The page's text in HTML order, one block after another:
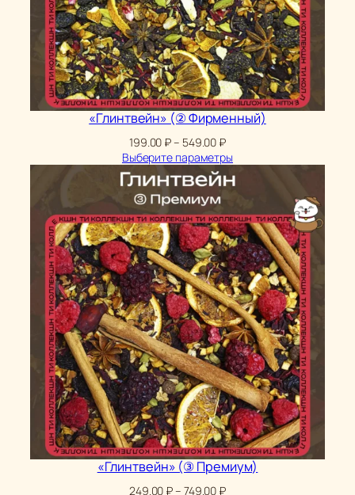
«Глинтвейн» (② Фирменный)
199.00 ₽– 549.00 ₽Диапазон
цен:
199.00 ₽
–
Выберите параметры
«Глинтвейн» (③ Премиум)
249.00 ₽– 749.00 ₽Диапазон